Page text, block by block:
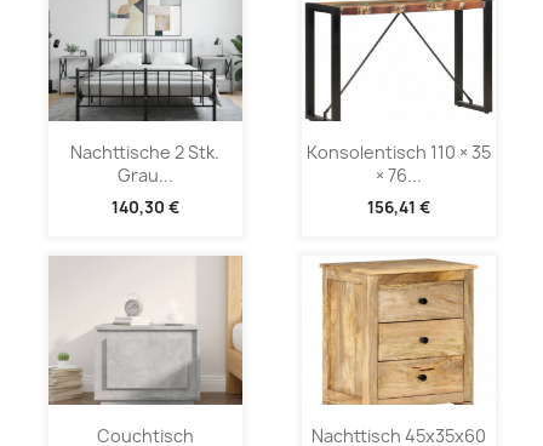
Nachttische 2 Stk.
Grau...
140,30 €
Konsolentisch 110 × 35
× 76...
156,41 €
Couchtisch
Nachttisch 45x35x60